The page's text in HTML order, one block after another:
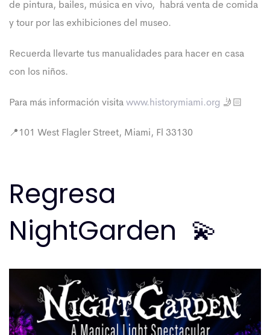
de pintura, bailes, música en vivo, habrá venta de comida
y tour por las exhibiciones del museo.
Recuerda llevarte tus manualidades para hacer en casa
con los niños.
Para más información visita www.historymiami.org 🤳🏻
📍101 West Flagler Street, Miami, Fl 33130
Regresa
NightGarden 💫